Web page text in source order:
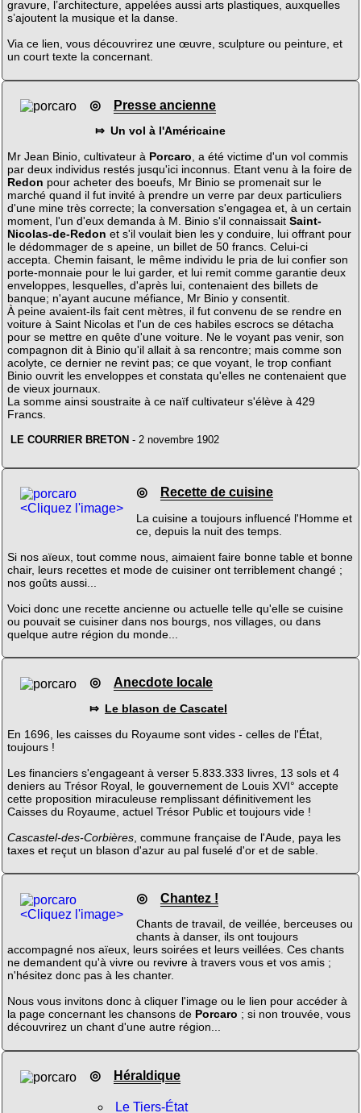
gravure, l’architecture, appelées aussi arts plastiques, auxquelles
s’ajoutent la musique et la danse.
Via ce lien, vous découvrirez une œuvre, sculpture ou peinture, et
un court texte la concernant.
◎ Presse ancienne
⤇ Un vol à l'Américaine
Mr Jean Binio, cultivateur à Porcaro , a été victime d'un vol commis
par deux individus restés jusqu'ici inconnus. Etant venu à la foire de
Redon pour acheter des boeufs, Mr Binio se promenait sur le
marché quand il fut invité à prendre un verre par deux particuliers
d'une mine très correcte; la conversation s'engagea et, à un certain
moment, l'un d'eux demanda à M. Binio s'il connaissait Saint-
Nicolas-de-Redon et s'il voulait bien les y conduire, lui offrant pour
le dédommager de s apeine, un billet de 50 francs. Celui-ci
accepta. Chemin faisant, le même individu le pria de lui confier son
porte-monnaie pour le lui garder, et lui remit comme garantie deux
enveloppes, lesquelles, d'après lui, contenaient des billets de
banque; n'ayant aucune méfiance, Mr Binio y consentit.
À peine avaient-ils fait cent mètres, il fut convenu de se rendre en
voiture à Saint Nicolas et l'un de ces habiles escrocs se détacha
pour se mettre en quête d'une voiture. Ne le voyant pas venir, son
compagnon dit à Binio qu'il allait à sa rencontre; mais comme son
acolyte, ce dernier ne revint pas; ce que voyant, le trop confiant
Binio ouvrit les enveloppes et constata qu'elles ne contenaient que
de vieux journaux.
La somme ainsi soustraite à ce naïf cultivateur s'élève à 429
Francs.
LE COURRIER BRETON - 2 novembre 1902
<Cliquez l'image>
◎ Recette de cuisine
La cuisine a toujours influencé l'Homme et
ce, depuis la nuit des temps.
Si nos aïeux, tout comme nous, aimaient faire bonne table et bonne
chair, leurs recettes et mode de cuisiner ont terriblement changé ;
nos goûts aussi...
Voici donc une recette ancienne ou actuelle telle qu'elle se cuisine
ou pouvait se cuisiner dans nos bourgs, nos villages, ou dans
quelque autre région du monde...
◎ Anecdote locale
⤇ Le blason de Cascatel
En 1696, les caisses du Royaume sont vides - celles de l'État,
toujours !
Les financiers s'engageant à verser 5.833.333 livres, 13 sols et 4
deniers au Trésor Royal, le gouvernement de Louis XVI° accepte
cette proposition miraculeuse remplissant définitivement les
Caisses du Royaume, actuel Trésor Public et toujours vide !
Cascastel-des-Corbières, commune française de l'Aude, paya les
taxes et reçut un blason d'azur au pal fuselé d'or et de sable.
<Cliquez l'image>
◎ Chantez !
Chants de travail, de veillée, berceuses ou
chants à danser, ils ont toujours
accompagné nos aïeux, leurs soirées et leurs veillées. Ces chants
ne demandent qu'à vivre ou revivre à travers vous et vos amis ;
n'hésitez donc pas à les chanter.
Nous vous invitons donc à cliquer l'image ou le lien pour accéder à
la page concernant les chansons de Porcaro ; si non trouvée, vous
découvrirez un chant d'une autre région...
◎ Héraldique
Le Tiers-État